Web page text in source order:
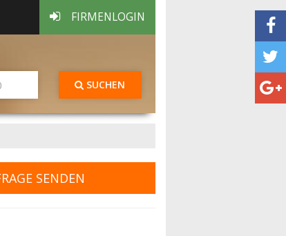
FIRMENLOGIN
SUCHEN
SENDEN